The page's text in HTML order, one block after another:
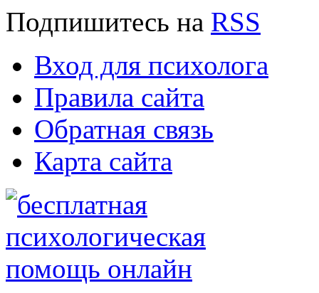
Подпишитесь на RSS
Вход для психолога
Правила сайта
Обратная связь
Карта сайта